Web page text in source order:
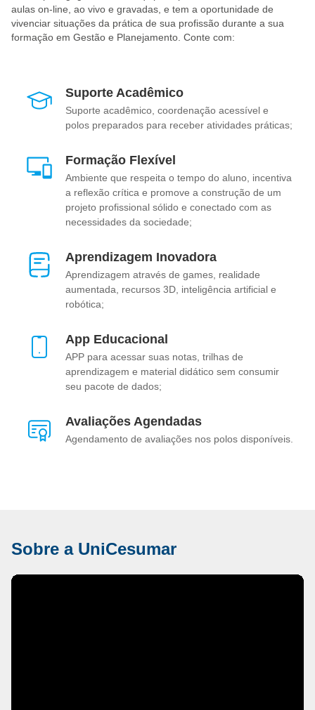
aulas on-line, ao vivo e gravadas, e tem a oportunidade de
vivenciar situações da prática de sua profissão durante a sua
formação em Gestão e Planejamento. Conte com:
Suporte Acadêmico
Suporte acadêmico, coordenação acessível e
polos preparados para receber atividades práticas;
Formação Flexível
Ambiente que respeita o tempo do aluno, incentiva
a reflexão crítica e promove a construção de um
projeto profissional sólido e conectado com as
necessidades da sociedade;
Aprendizagem Inovadora
Aprendizagem através de games, realidade
aumentada, recursos 3D, inteligência artificial e
robótica;
App Educacional
APP para acessar suas notas, trilhas de
aprendizagem e material didático sem consumir
seu pacote de dados;
Avaliações Agendadas
Agendamento de avaliações nos polos disponíveis.
Sobre a UniCesumar